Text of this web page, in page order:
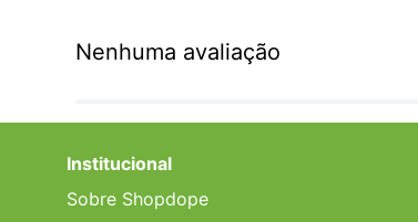
Título
Avalie o produto de 1 a 5 estrelas
★ ★
Nenhuma avaliação
Institucional
Sobre Shopdope